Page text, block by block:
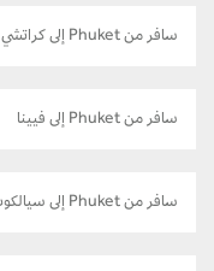
سافر من Phuket إلى كراتشي
سافر من Phuket إلى فيينا
سافر من Phuket إلى سيالكوت